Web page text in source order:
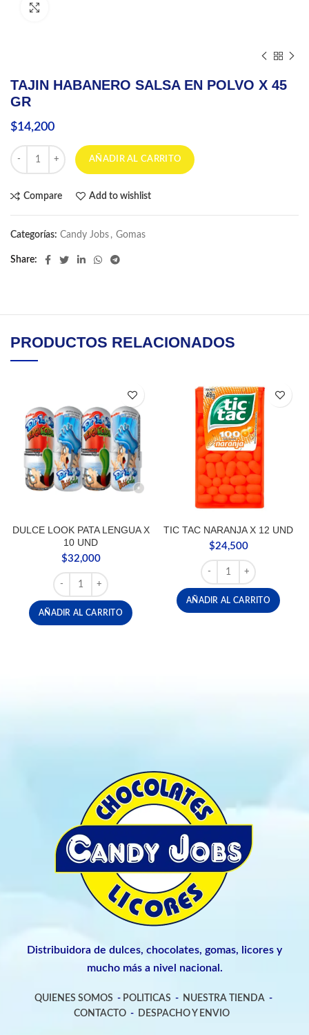
TAJIN HABANERO SALSA EN POLVO X 45
GR
$14,200
TAJIN HABANERO SALSA EN POLVO X 45 GR cantidad
AÑADIR AL CARRITO
Compare Add to wishlist
Categorías: Candy Jobs , Gomas
Share
PRODUCTOS RELACIONADOS
DULCE LOOK PATA LENGUA X
10 UND
$32,000
DULCE LOOK PATA LENGUA X 10 UND cantidad
AÑADIR AL CARRITO
TIC TAC NARANJA X 12 UND
$24,500
TIC TAC NARANJA X
AÑADIR AL CARRITO
Distribuidora de dulces, chocolates, gomas, licores y
mucho más a nivel nacional.
QUIENES SOMOS - POLITICAS - NUESTRA TIENDA -
CONTACTO- DESPACHO Y ENVIO